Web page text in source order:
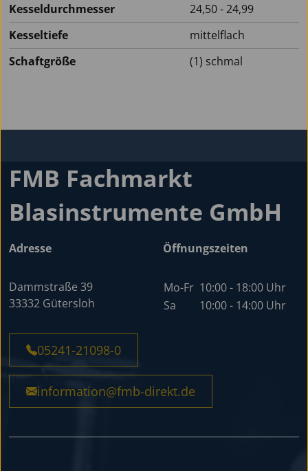
Kesseldurchmesser
24,50 - 24,99
Kesseltiefe
mittelflach
Schaftgröße
(1) schmal
FMB Fachmarkt
Blasinstrumente GmbH
Adresse
Dammstraße 39
33332 Gütersloh
Öffnungszeiten
Mo-Fr 10:00 - 18:00 Uhr
Sa
10:00 - 14:00 Uhr
05241-21098-0
information@fmb-direkt.de